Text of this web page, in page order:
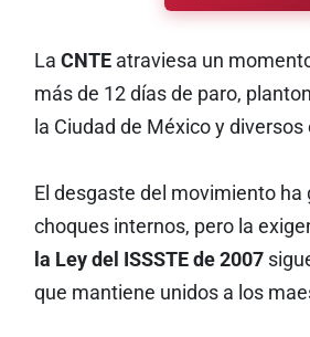
La CNTEatraviesa un
más de 12 días de paro,
la Ciudad de México y
El desgaste del movimiento ha
choques internos, pero la
la Ley del ISSSTE de 2007
que mantiene unidos a los